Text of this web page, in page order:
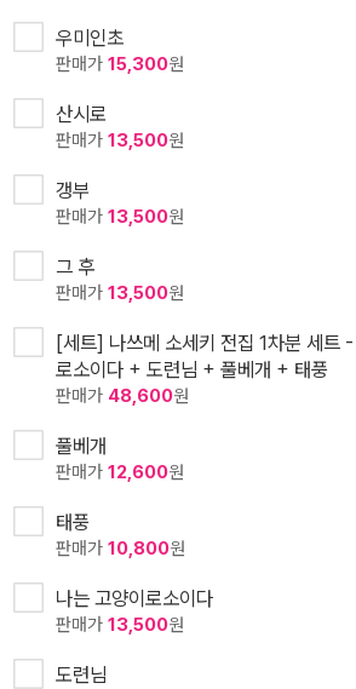
우미인초
판매가 15,300원
산시로
판매가 13,500원
갱부
판매가 13,500원
그 후
판매가 13,500원
[세트] 나쓰메 소세키 전집 1차분 세트
로소이다 + 도련님 + 풀베개 + 태풍
판매가 48,600원
풀베개
판매가 12,600원
태풍
판매가 10,800원
나는 고양이로소이다
판매가 13,500원
도련님